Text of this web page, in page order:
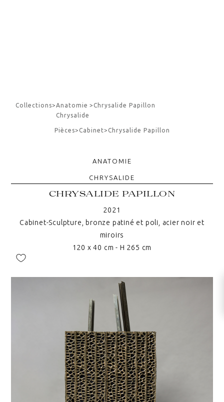
Collections>Anatomie
Chrysalide
> Chrysalide Papillon
Pièces> Cabinet> Chrysalide Papillon
ANATOMIE
CHRYSALIDE
CHRYSALIDE PAPILLON
2021
Cabinet-Sculpture, bronze patiné et poli, acier noir et
miroirs
120 x 40 cm - H 265 cm